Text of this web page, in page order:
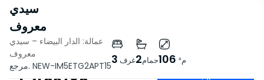
سيدي
معروف
عمالة: الدار البيضاء – سيدي
معروف
مرجع. NEW-IM5ETG2APT153 غرف2حمام106 م²